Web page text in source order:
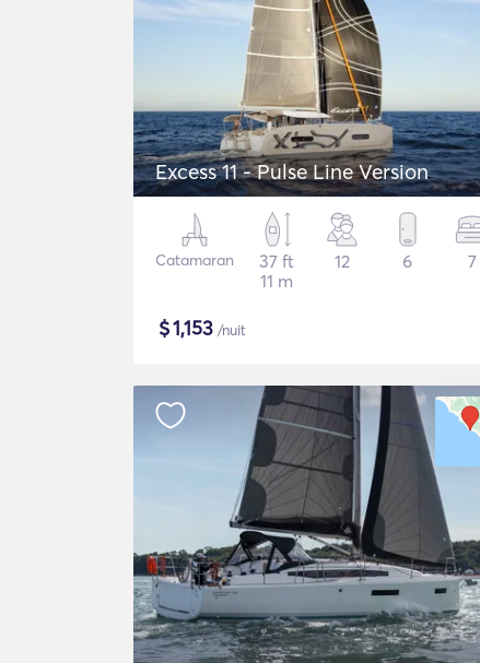
Excess 11 - Pulse Line Version
Catamaran
37 ft
11 m
12 6 7
$1,153 /nuit